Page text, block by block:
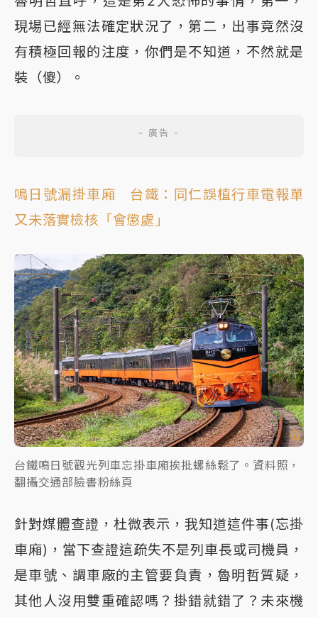
現場已經無法確定狀況了，第二，出事竟然沒
有積極回報的注度，你們是不知道，不然就是
裝（傻）。
鳴日號漏掛車廂 台鐵：同仁誤植行車電報單
又未落實檢核「會懲處」
台鐵鳴日號觀光列車忘掛車廂挨批螺絲鬆了。資料照，
翻攝交通部臉書粉絲頁
針對媒體查證，杜微表示，我知道這件事(忘掛
車廂)，當下查證這疏失不是列車長或司機員，
是車號、調車廠的主管要負責，魯明哲質疑，
其他人沒用雙重確認嗎？掛錯就錯了？未來機